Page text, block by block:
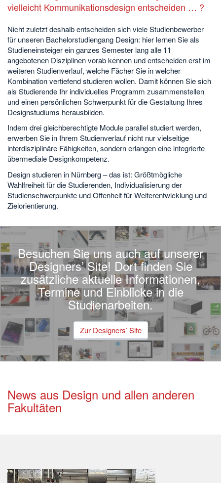
vielleicht Kommunikationsdesign entscheiden … ?
Nicht zuletzt deshalb entscheiden sich viele Studienbewerber
für unseren Bachelorstudiengang Design: hier lernen Sie als
Studieneinsteiger ein ganzes Semester lang alle 11
angebotenen Disziplinen vorab kennen und entscheiden erst im
weiteren Studienverlauf, welche Fächer Sie in welcher
Kombination vertiefend studieren wollen. Damit können Sie sich
als Studierende Ihr individuelles Programm zusammenstellen
und einen persönlichen Schwerpunkt für die Gestaltung Ihres
Designstudiums herausbilden.
Indem drei gleichberechtigte Module parallel studiert werden,
erwerben Sie in Ihrem Studienverlauf nicht nur vielseitige
interdisziplinäre Fähigkeiten, sondern erlangen eine integrierte
übermediale Designkompetenz.
Design studieren in Nürnberg – das ist: Größtmögliche
Wahlfreiheit für die Studierenden, Individualisierung der
Studienschwerpunkte und Offenheit für Weiterentwicklung und
Zielorientierung.
Besuchen Sie uns auch auf unserer
Designers’ Site! Dort finden Sie
zusätzliche aktuelle Informationen,
Termine und Einblicke in die
Studienarbeiten.
Zur Designers’ Site
News aus Design und allen anderen
Fakultäten